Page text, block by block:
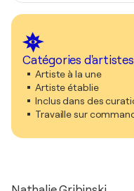
Catégories d'artistes
Artiste à la une
Artiste établie
Inclus dans des
Travaille sur